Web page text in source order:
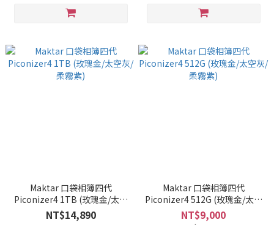
Maktar 口袋相簿四代
Piconizer4 1TB (玫瑰金/太空
灰/柔霧紫)
NT$14,890
Maktar 口袋相簿四代
Piconizer4 512G (玫瑰金/太空
灰/柔霧紫)
NT$9,000